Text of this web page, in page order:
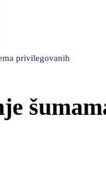
privilegovanih